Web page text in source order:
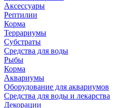
Аксессуары
Рептилии
Корма
Террариумы
Субстраты
Средства для воды
Рыбы
Корма
Аквариумы
Оборудование для аквариумов
Средства для воды и лекарства
Декорации